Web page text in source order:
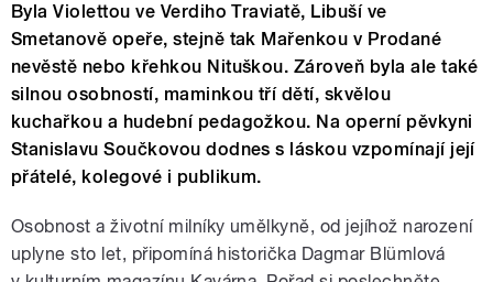
Byla Violettou ve Verdiho Traviatě, Libuší ve
Smetanově opeře, stejně tak Mařenkou v Prodané
nevěstě nebo křehkou Nituškou. Zároveň byla ale také
silnou osobností, maminkou tří dětí, skvělou
kuchařkou a hudební pedagožkou. Na operní pěvkyni
Stanislavu Součkovou dodnes s láskou vzpomínají její
přátelé, kolegové i publikum.
Osobnost a životní milníky umělkyně, od jejíhož narození
uplyne sto let, připomíná historička Dagmar Blümlová